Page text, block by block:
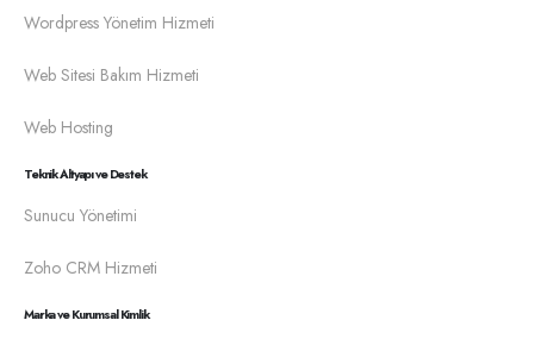
Wordpress Yönetim Hizmeti
Web Sitesi Bakım Hizmeti
Web Hosting
Teknik Altyapı ve Destek
Sunucu Yönetimi
Zoho CRM Hizmeti
Marka ve Kurumsal Kimlik